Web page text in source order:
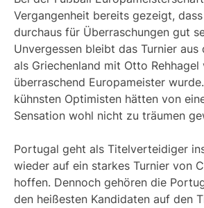
Vergangenheit bereits gezeigt,
durchaus für Überraschungen gut
Unvergessen bleibt das Turnier aus
als Griechenland mit Otto Rehhagel
überraschend Europameister
kühnsten Optimisten hätten von
Sensation wohl nicht zu träumen
Portugal geht als Titelverteidiger
wieder auf ein starkes Turnier von
hoffen. Dennoch gehören die
den heißesten Kandidaten auf den